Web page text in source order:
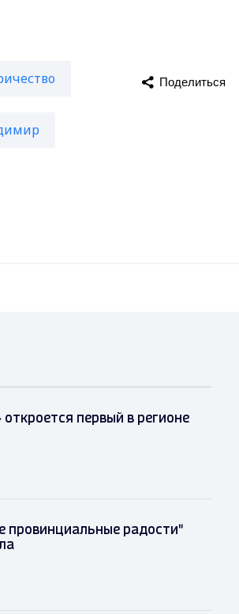
Поделиться
первый в регионе
провинциальные радости"